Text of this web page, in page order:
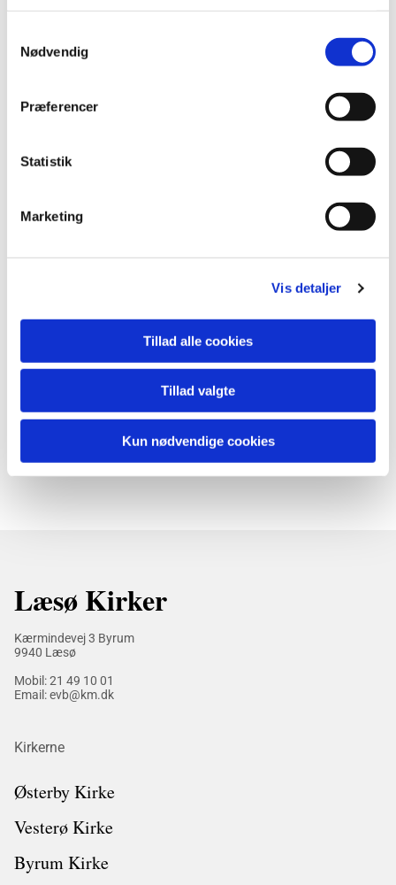
Nødvendig
Præferencer
Statistik
Marketing
Vis detaljer
Tillad alle cookies
Tillad valgte
Kun nødvendige cookies
Læsø Kirker
Kærmindevej 3 Byrum
9940 Læsø
Mobil:21 49 10 01
Email: evb@km.dk
Kirkerne
Østerby Kirke
Vesterø Kirke
Byrum Kirke